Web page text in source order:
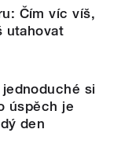
Čím víc víš,
utahovat
si
úspěch je
den